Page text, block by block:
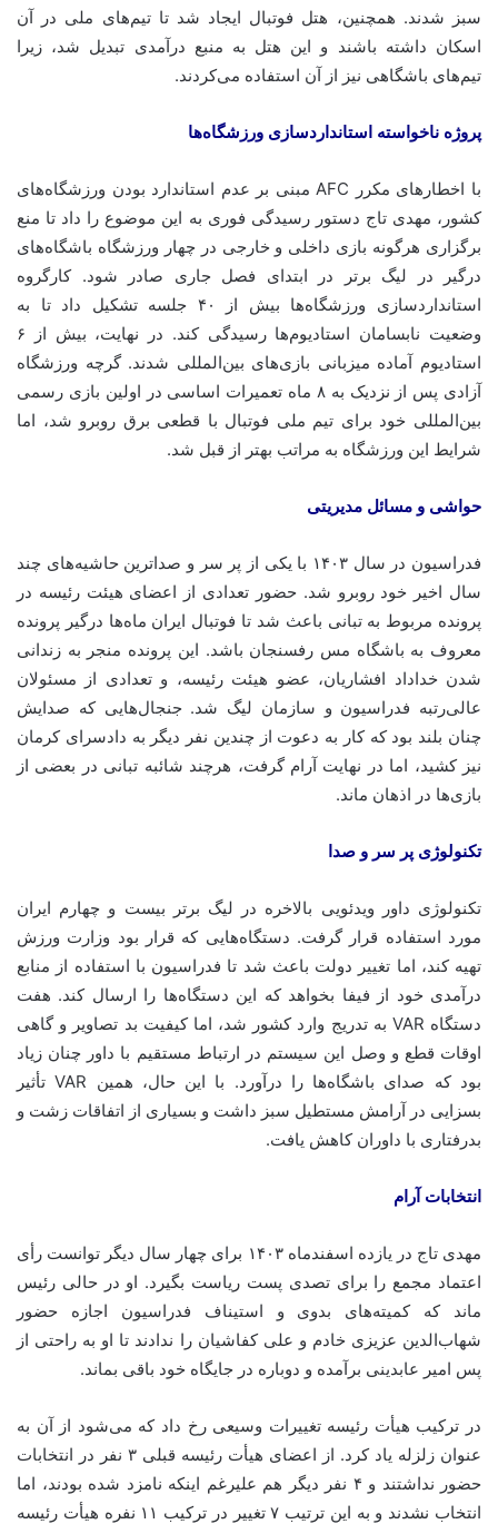
سبز شدند. همچنین، هتل فوتبال ایجاد شد تا تیم‌های ملی در آن
اسکان داشته باشند و این هتل به منبع درآمدی تبدیل شد، زیرا
تیم‌های باشگاهی نیز از آن استفاده می‌کردند.
پروژه ناخواسته استانداردسازی ورزشگاه‌ها
با اخطارهای مکرر AFC مبنی بر عدم استاندارد بودن ورزشگاه‌های
کشور، مهدی تاج دستور رسیدگی فوری به این موضوع را داد تا منع
برگزاری هرگونه بازی داخلی و خارجی در چهار ورزشگاه باشگاه‌های
درگیر در لیگ برتر در ابتدای فصل جاری صادر شود. کارگروه
استانداردسازی ورزشگاه‌ها بیش از ۴۰ جلسه تشکیل داد تا به
وضعیت نابسامان استادیوم‌ها رسیدگی کند. در نهایت، بیش از ۶
استادیوم آماده میزبانی بازی‌های بین‌المللی شدند. گرچه ورزشگاه
آزادی پس از نزدیک به ۸ ماه تعمیرات اساسی در اولین بازی رسمی
بین‌المللی خود برای تیم ملی فوتبال با قطعی برق روبرو شد، اما
شرایط این ورزشگاه به مراتب بهتر از قبل شد.
حواشی و مسائل مدیریتی
فدراسیون در سال ۱۴۰۳ با یکی از پر سر و صداترین حاشیه‌های چند
سال اخیر خود روبرو شد. حضور تعدادی از اعضای هیئت رئیسه در
پرونده مربوط به تبانی باعث شد تا فوتبال ایران ماه‌ها درگیر پرونده
معروف به باشگاه مس رفسنجان باشد. این پرونده منجر به زندانی
شدن خداداد افشاریان، عضو هیئت رئیسه، و تعدادی از مسئولان
عالی‌رتبه فدراسیون و سازمان لیگ شد. جنجال‌هایی که صدایش
چنان بلند بود که کار به دعوت از چندین نفر دیگر به دادسرای کرمان
نیز کشید، اما در نهایت آرام گرفت، هرچند شائبه تبانی در بعضی از
بازی‌ها در اذهان ماند.
تکنولوژی پر سر و صدا
تکنولوژی داور ویدئویی بالاخره در لیگ برتر بیست و چهارم ایران
مورد استفاده قرار گرفت. دستگاه‌هایی که قرار بود وزارت ورزش
تهیه کند، اما تغییر دولت باعث شد تا فدراسیون با استفاده از منابع
درآمدی خود از فیفا بخواهد که این دستگاه‌ها را ارسال کند. هفت
دستگاه VAR به تدریج وارد کشور شد، اما کیفیت بد تصاویر و گاهی
اوقات قطع و وصل این سیستم در ارتباط مستقیم با داور چنان زیاد
بود که صدای باشگاه‌ها را درآورد. با این حال، همین VAR تأثیر
بسزایی در آرامش مستطیل سبز داشت و بسیاری از اتفاقات زشت و
بدرفتاری با داوران کاهش یافت.
انتخابات آرام
مهدی تاج در یازده اسفندماه۱۴۰۳ برای چهار سال دیگر توانست رأی
اعتماد مجمع را برای تصدی پست ریاست بگیرد. او در حالی رئیس
ماند که کمیته‌های بدوی و استیناف فدراسیون اجازه حضور
شهاب‌الدین عزیزی خادم و علی کفاشیان را ندادند تا او به راحتی از
پس امیر عابدینی برآمده و دوباره در جایگاه خود باقی بماند.
در ترکیب هیأت رئیسه تغییرات وسیعی رخ داد که می‌شود از آن به
عنوان زلزله یاد کرد. از اعضای هیأت رئیسه قبلی ۳ نفر در انتخابات
حضور نداشتند و ۴ نفر دیگر هم علیرغم اینکه نامزد شده بودند، اما
انتخاب نشدند و به این ترتیب ۷ تغییر در ترکیب ۱۱ نفره هیأت رئیسه